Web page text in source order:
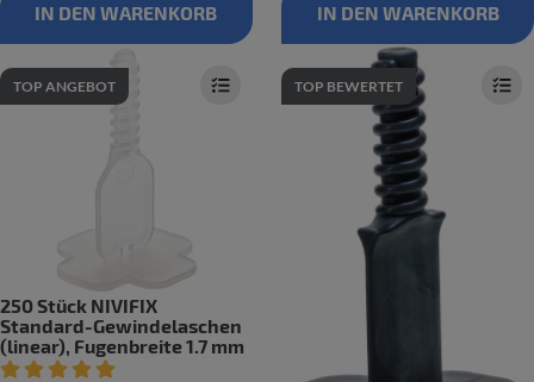
IN DEN WARENKORB IN DEN WARENKORB
TOP ANGEBOT
250 Stück NIVIFIX
Standard-Gewindelaschen
(linear), Fugenbreite 1.7 mm
Artikelbewertung: 5 von 5 Sterne
TOP BEWERTET